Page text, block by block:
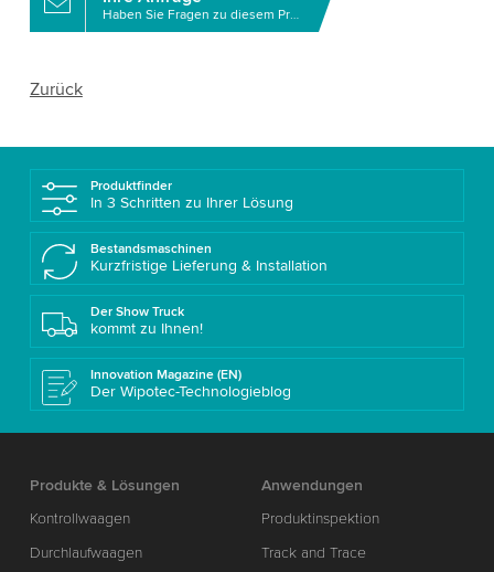
Haben Sie Fragen zu diesem Produkt?
Zurück
Produktfinder
In 3 Schritten zu Ihrer Lösung
Bestandsmaschinen
Kurzfristige Lieferung & Installation
Der Show Truck
kommt zu Ihnen!
Innovation Magazine (EN)
Der Wipotec-Technologieblog
Produkte & Lösungen
Kontrollwaagen
Durchlaufwaagen
Anwendungen
Produktinspektion
Track and Trace